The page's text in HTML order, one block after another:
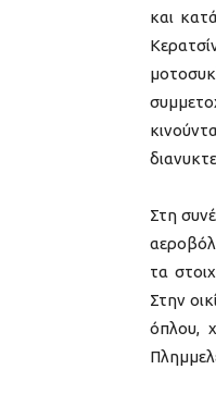
και
Στη
τα
Στην
όπλου,